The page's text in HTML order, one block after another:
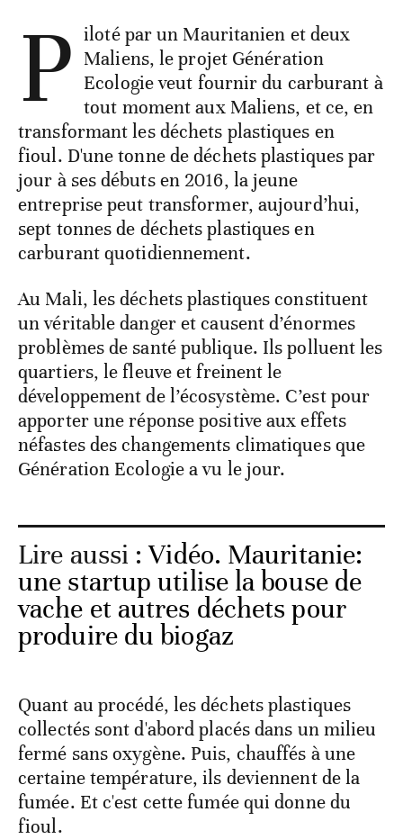
P iloté par un Mauritanien et deux
Maliens, le projet Génération
Ecologie veut fournir du carburant à
tout moment aux Maliens, et ce, en
transformant les déchets plastiques en
fioul. D'une tonne de déchets plastiques par
jour à ses débuts en 2016, la jeune
entreprise peut transformer, aujourd’hui,
sept tonnes de déchets plastiques en
carburant quotidiennement.
Au Mali, les déchets plastiques constituent
un véritable danger et causent d’énormes
problèmes de santé publique. Ils polluent les
quartiers, le fleuve et freinent le
développement de l’écosystème. C’est pour
apporter une réponse positive aux effets
néfastes des changements climatiques que
Génération Ecologie a vu le jour.
Lire aussi :Vidéo. Mauritanie:
une startup utilise la bouse de
vache et autres déchets pour
produire du biogaz
Quant au procédé, les déchets plastiques
collectés sont d'abord placés dans un milieu
fermé sans oxygène. Puis, chauffés à une
certaine température, ils deviennent de la
fumée. Et c'est cette fumée qui donne du
fioul.